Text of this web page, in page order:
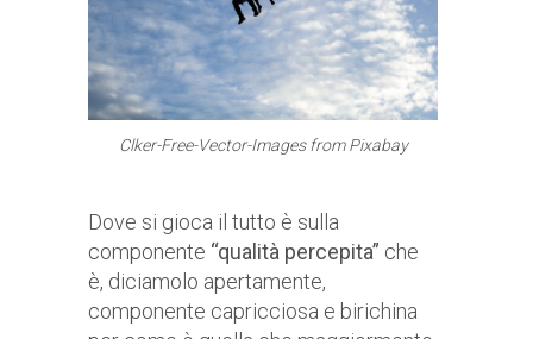
Clker-Free-Vector-Images from Pixabay
Dove si gioca il tutto è sulla
componente “qualità percepita” che
è, diciamolo apertamente,
componente capricciosa e birichina